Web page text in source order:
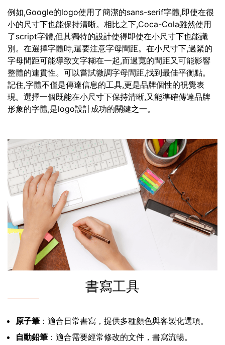
例如,Google的logo使用了簡潔的sans-serif字體,即使在很
小的尺寸下也能保持清晰。相比之下,Coca-Cola雖然使用
了script字體,但其獨特的設計使得即使在小尺寸下也能識
別。在選擇字體時,還要注意字母間距。在小尺寸下,過緊的
字母間距可能導致文字糊在一起,而過寬的間距又可能影響
整體的連貫性。可以嘗試微調字母間距,找到最佳平衡點。
記住,字體不僅是傳達信息的工具,更是品牌個性的視覺表
現。選擇一個既能在小尺寸下保持清晰,又能準確傳達品牌
形象的字體,是logo設計成功的關鍵之一。
書寫工具
原子筆 ：適合日常書寫，提供多種顏色與客製化選項。
自動鉛筆 ：適合需要經常修改的文件，書寫流暢。